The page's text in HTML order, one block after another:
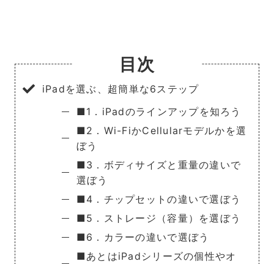
目次
iPadを選ぶ、超簡単な6ステップ
■1．iPadのラインアップを知ろう
■2．Wi-FiかCellularモデルかを選
ぼう
■3．ボディサイズと重量の違いで
選ぼう
■4．チップセットの違いで選ぼう
■5．ストレージ（容量）を選ぼう
■6．カラーの違いで選ぼう
■あとはiPadシリーズの個性やオ